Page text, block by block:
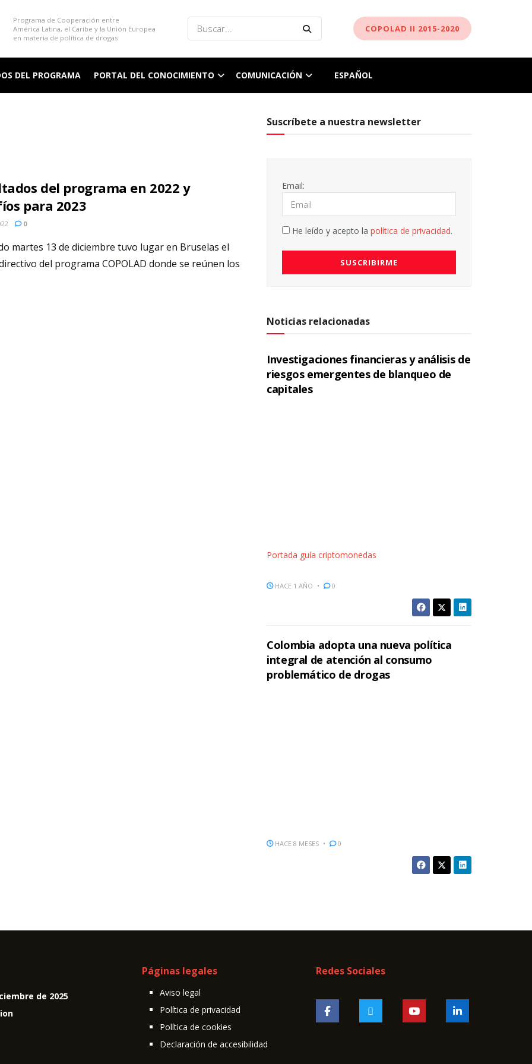
Programa de Cooperación entre
América Latina, el Caribe y la Unión Europea
en materia de política de drogas
COPOLAD II 2015-2020
DEL PROGRAMA PORTAL DEL CONOCIMIENTO COMUNICACIÓN ESPAÑOL
del programa en 2022 y
para 2023
0
martes 13 de diciembre tuvo lugar en Bruselas el
del programa COPOLAD donde se reúnen los
Suscríbete a nuestra newsletter
Email:
He leído y acepto la política de privacidad.
Noticias relacionadas
Investigaciones financieras y análisis de
riesgos emergentes de blanqueo de
capitales
Portada guía criptomonedas
HACE 1 AÑO 0
Colombia adopta una nueva política
integral de atención al consumo
problemático de drogas
HACE 8 MESES 0
de 2025
Páginas legales
Aviso legal
Política de privacidad
Política de cookies
Declaración de accesibilidad
Redes Sociales